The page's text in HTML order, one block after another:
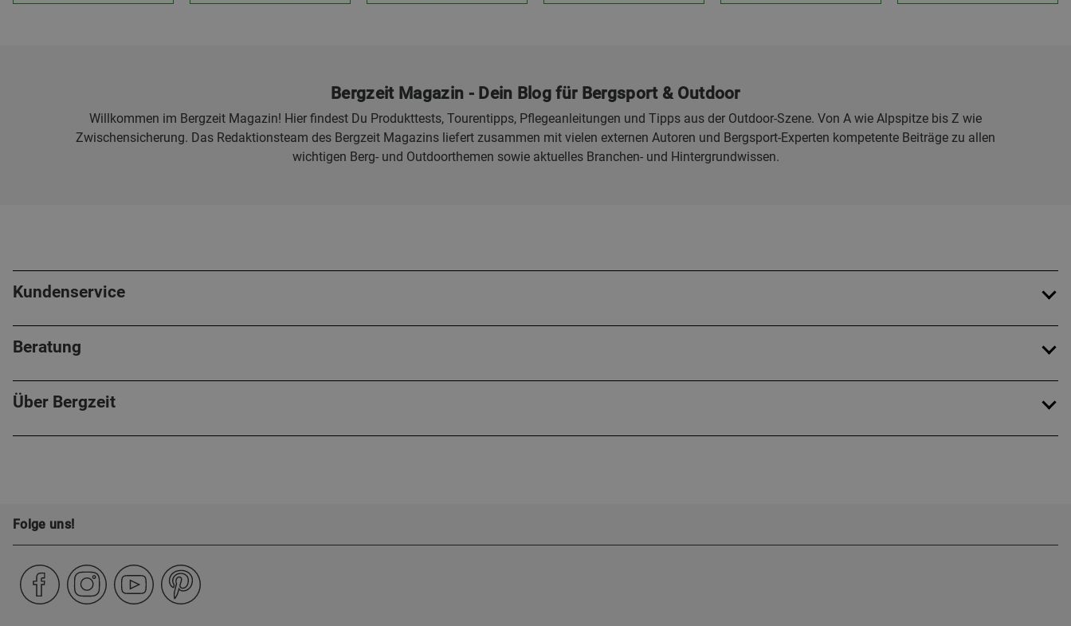
Bergzeit Magazin - Dein Blog für Bergsport & Outdoor
Willkommen im Bergzeit Magazin! Hier findest Du Produkttests, Tourentipps, Pflegeanleitungen und Tipps aus der Outdoor-Szene. Von A wie Alpspitze bis Z wie
Zwischensicherung. Das Redaktionsteam des Bergzeit Magazins liefert zusammen mit vielen externen Autoren und Bergsport-Experten kompetente Beiträge zu allen
wichtigen Berg- und Outdoorthemen sowie aktuelles Branchen- und Hintergrundwissen.
Kundenservice
Beratung
Über Bergzeit
Folge uns!